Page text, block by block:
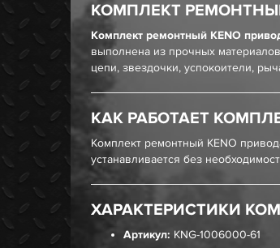
КОМПЛЕКТ
Комплект ремонтный KENO
выполнена из прочных
цепи, звездочки, успокоители,
КАК РАБОТАЕТ
Комплект ремонтный KENO
устанавливается без
ХАРАКТЕРИСТИКИ
Артикул: KNG-1006000-61